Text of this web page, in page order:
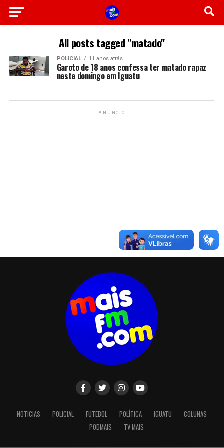
All posts tagged "matado"
POLICIAL 11 anos atrás
Garoto de 18 anos confessa ter matado rapaz
neste domingo em Iguatu
ANÚNCIO
NOTICIAS POLICIAL FUTEBOL POLÍTICA IGUATU
COLUNAS
PODMAIS
TV MAIS